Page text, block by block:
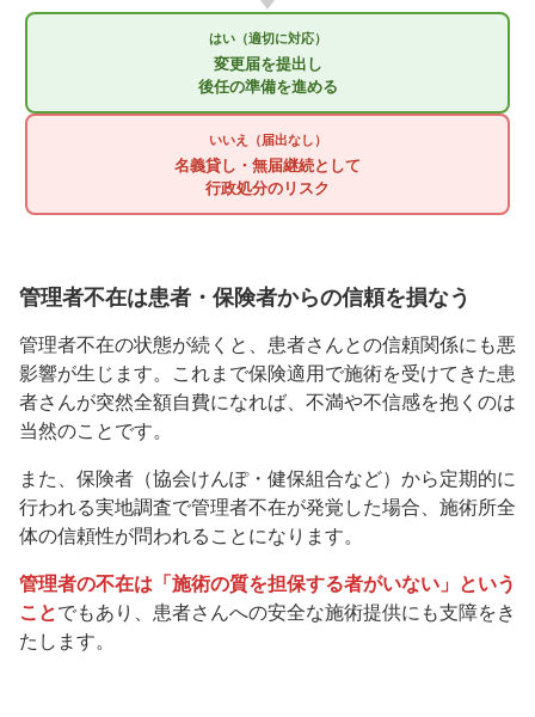
はい（適切に対応）
変更届を提出し
後任の準備を進める
いいえ（届出なし）
名義貸し・無届継続として
行政処分のリスク
管理者不在は患者・保険者からの信頼を損なう
管理者不在の状態が続くと、患者さんとの信頼関係にも悪
影響が生じます。これまで保険適用で施術を受けてきた患
者さんが突然全額自費になれば、不満や不信感を抱くのは
当然のことです。
また、保険者（協会けんぽ・健保組合など）から定期的に
行われる実地調査で管理者不在が発覚した場合、施術所全
体の信頼性が問われることになります。
管理者の不在は「施術の質を担保する者がいない」という
ことでもあり、患者さんへの安全な施術提供にも支障をき
たします。